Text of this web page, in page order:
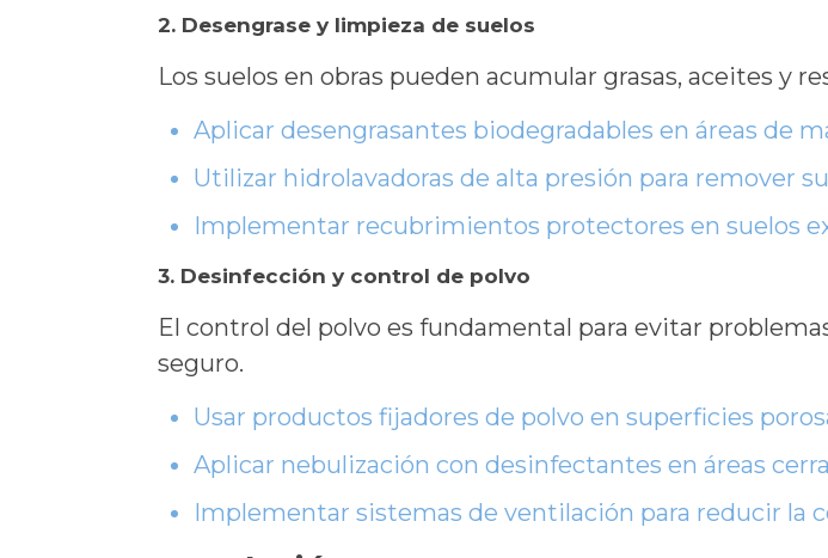
2. Desengrase y limpieza de suelos
Los suelos en obras pueden acumular grasas, aceites y
Aplicar desengrasantes biodegradables en áreas de
Utilizar hidrolavadoras de alta presión para remover
Implementar recubrimientos protectores en suelos
3. Desinfección y control de polvo
El control del polvo es fundamental para evitar
seguro.
Usar productos fijadores de polvo en superficies
Aplicar nebulización con desinfectantes en áreas
Implementar sistemas de ventilación para reducir la